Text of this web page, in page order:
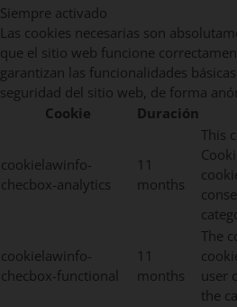
Siempre activado
Las cookies necesarias son
que el sitio web funcione
garantizan las funcionalidades
seguridad del sitio web, de forma
Cookie
Duración
cookielawinfo-
checbox-analytics
11
months
This
cookielawinfo-
checbox-functional
11
months
The
user
the